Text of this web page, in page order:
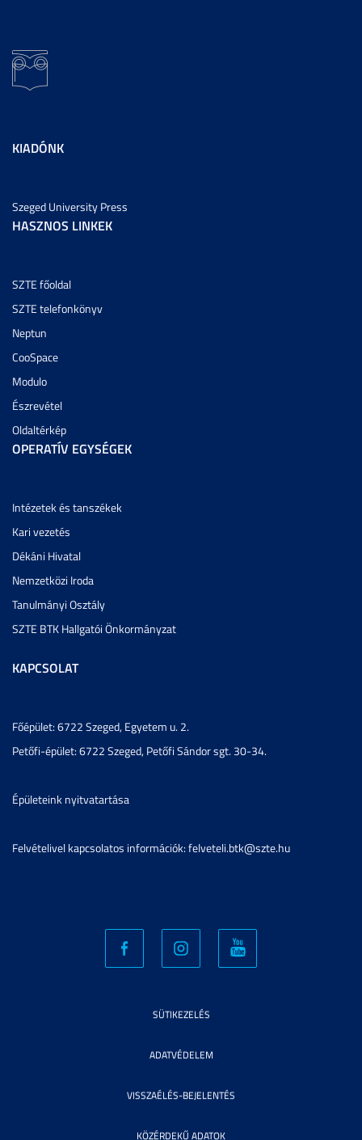
KIADÓNK
Szeged University Press
HASZNOS LINKEK
SZTE főoldal
SZTE telefonkönyv
Neptun
CooSpace
Modulo
Észrevétel
Oldaltérkép
OPERATÍV EGYSÉGEK
Intézetek és tanszékek
Kari vezetés
Dékáni Hivatal
Nemzetközi Iroda
Tanulmányi Osztály
SZTE BTK Hallgatói Önkormányzat
KAPCSOLAT
Főépület: 6722 Szeged, Egyetem u. 2.
Petőfi-épület: 6722 Szeged, Petőfi Sándor sgt. 30-34.
Épületeink nyitvatartása
Felvételivel kapcsolatos információk: felveteli.btk@szte.hu
SÜTIKEZELÉS
ADATVÉDELEM
VISSZAÉLÉS-BEJELENTÉS
KÖZÉRDEKŰ ADATOK